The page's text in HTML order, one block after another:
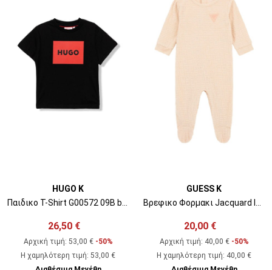
HUGO K
Παιδικο T-Shirt G00572 09B black
26,50 €
Αρχική τιμή: 53,00 € -50%
Η χαμηλότερη τιμή: 53,00 €
GUESS K
Βρεφικο Φορμακι Jacquard Interlock Overall H5YW09KBU64 g1et sand grain
20,00 €
Αρχική τιμή: 40,00 € -50%
Η χαμηλότερη τιμή: 40,00 €